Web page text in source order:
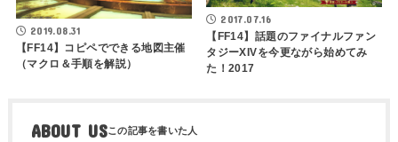
2019.08.31
【FF14】コピペでできる地図主催
（マクロ＆手順を解説）
2017.07.16
【FF14】話題のファイナルファン
タジーXIVを今更ながら始めてみ
た！2017
ABOUT US